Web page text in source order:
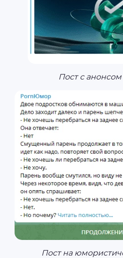
Пост с
Пост на